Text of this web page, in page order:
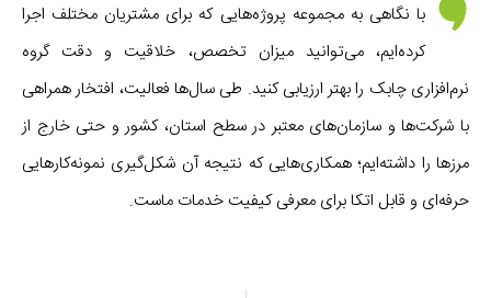
با نگاهی به مجموعه پروژه‌هایی که برای مشتریان مختلف اجرا
کرده‌ایم، می‌توانید میزان تخصص، خلاقیت و دقت گروه
نرم‌افزاری چابک را بهتر ارزیابی کنید. طی سال‌ها فعالیت، افتخار همراهی
با شرکت‌ها و سازمان‌های معتبر در سطح استان، کشور و حتی خارج از
مرزها را داشته‌ایم؛ همکاری‌هایی که نتیجه‌ آن شکل‌گیری نمونه‌کارهایی
حرفه‌ای و قابل اتکا برای معرفی کیفیت خدمات ماست.